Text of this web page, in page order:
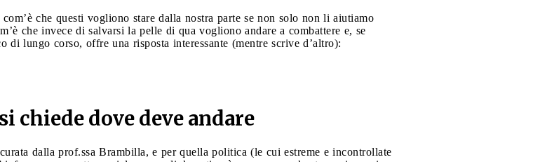
che questi vogliono stare dalla nostra parte se non solo non li aiutiamo
che invece di salvarsi la pelle di qua vogliono andare a combattere e, se
di lungo corso, offre una risposta interessante (mentre scrive d’altro):
chiede dove deve andare
dalla prof.ssa Brambilla, e per quella politica (le cui estreme e incontrollate